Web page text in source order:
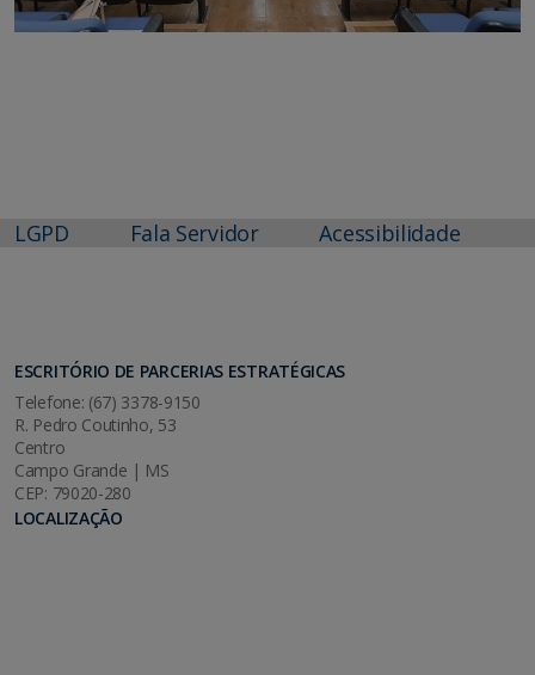
LGPD Fala Servidor Acessibilidade
ESCRITÓRIO DE PARCERIAS ESTRATÉGICAS
Telefone: (67) 3378-9150
R. Pedro Coutinho, 53
Centro
Campo Grande | MS
CEP: 79020-280
LOCALIZAÇÃO